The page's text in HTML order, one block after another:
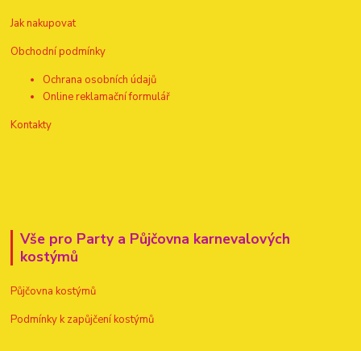
Jak nakupovat
Obchodní podmínky
Ochrana osobních údajů
Online reklamační formulář
Kontakty
Vše pro Party a Půjčovna karnevalových
kostýmů
Půjčovna kostýmů
Podmínky k zapůjčení kostýmů